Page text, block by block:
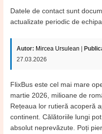
Datele de contact sunt
actualizate periodic de
Autor: Mircea Ursulean
27.03.2026
FlixBus este cel mai mare
martie 2026, milioane de
Rețeaua lor rutieră acoperă
continent. Călătoriile lungi
absolut neprevăzute. Poți